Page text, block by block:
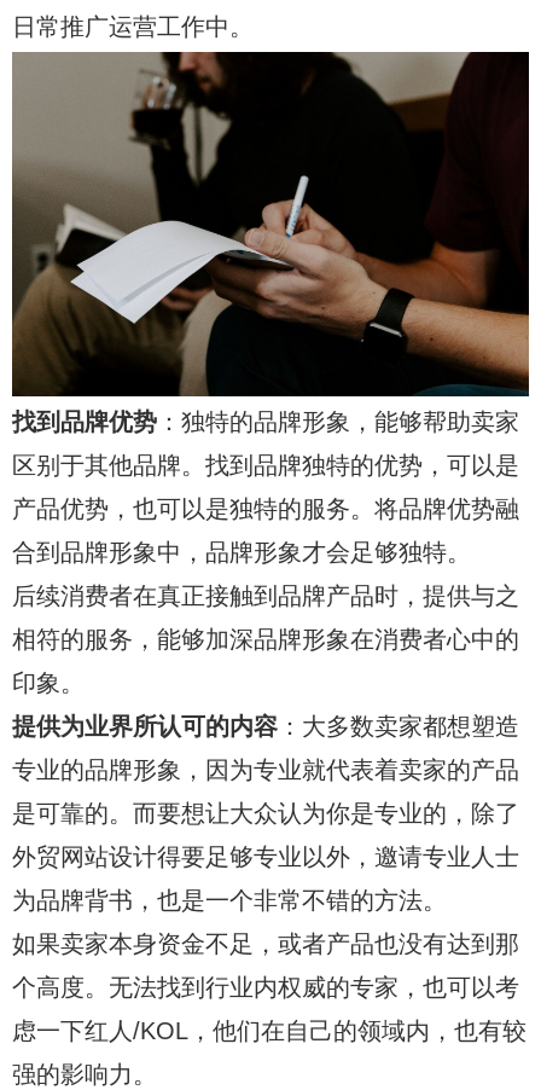
日常推广运营工作中。
找到品牌优势 ：独特的品牌形象，能够帮助卖家
区别于其他品牌。找到品牌独特的优势，可以是
产品优势，也可以是独特的服务。将品牌优势融
合到品牌形象中，品牌形象才会足够独特。
后续消费者在真正接触到品牌产品时，提供与之
相符的服务，能够加深品牌形象在消费者心中的
印象。
提供为业界所认可的内容 ：大多数卖家都想塑造
专业的品牌形象，因为专业就代表着卖家的产品
是可靠的。而要想让大众认为你是专业的，除了
外贸网站设计得要足够专业以外，邀请专业人士
为品牌背书，也是一个非常不错的方法。
如果卖家本身资金不足，或者产品也没有达到那
个高度。无法找到行业内权威的专家，也可以考
虑一下红人/KOL，他们在自己的领域内，也有较
强的影响力。